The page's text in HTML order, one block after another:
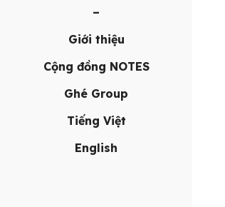
–
Giới thiệu
Cộng đồng NOTES
Ghé Group
Tiếng Việt
English